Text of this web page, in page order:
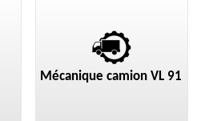
Mécanique camion VL 91